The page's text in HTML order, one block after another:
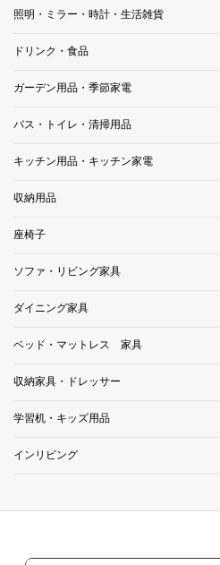
照明・ミラー・時計・生活雑貨
ドリンク・食品
ガーデン用品・季節家電
バス・トイレ・清掃用品
キッチン用品・キッチン家電
収納用品
座椅子
ソファ・リビング家具
ダイニング家具
ベッド・マットレス 家具
収納家具・ドレッサー
学習机・キッズ用品
インリビング